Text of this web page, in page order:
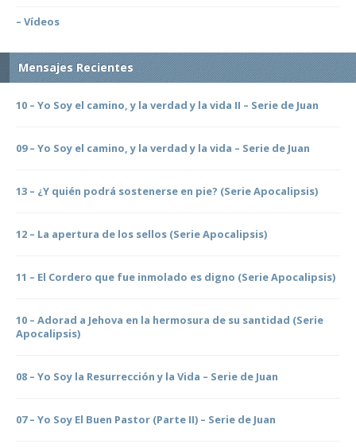
– Vídeos
Mensajes Recientes
10 – Yo Soy el camino, y la verdad y la vida II – Serie de Juan
09 – Yo Soy el camino, y la verdad y la vida – Serie de Juan
13 – ¿Y quién podrá sostenerse en pie? (Serie Apocalipsis)
12 – La apertura de los sellos (Serie Apocalipsis)
11 – El Cordero que fue inmolado es digno (Serie Apocalipsis)
10 – Adorad a Jehova en la hermosura de su santidad (Serie
Apocalipsis)
08 – Yo Soy la Resurrección y la Vida – Serie de Juan
07 – Yo Soy El Buen Pastor (Parte II) – Serie de Juan